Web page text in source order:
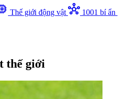
Thế giới động vật hub 1001 bí ẩn
thế giới